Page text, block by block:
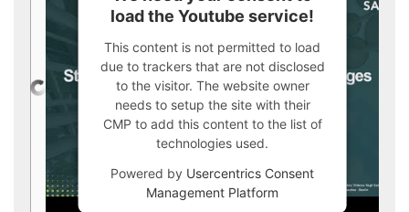
load the Youtube service!
This content is not permitted to load
due to trackers that are not disclosed
to the visitor. The website owner
needs to setup the site with their
CMP to add this content to the list of
technologies used.
Powered by Usercentrics Consent
Management Platform